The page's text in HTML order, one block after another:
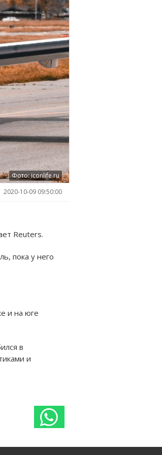
Фото: iconlife.ru
2020-10-09 09:50:00
Reuters.
пока у него
и на юге
в
и